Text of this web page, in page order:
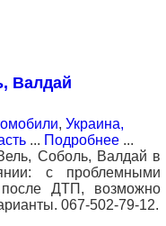
Валдай
, Украина,
... Подробнее ...
Соболь, Валдай в
с проблемными
после ДТП, возможно
067-502-79-12.